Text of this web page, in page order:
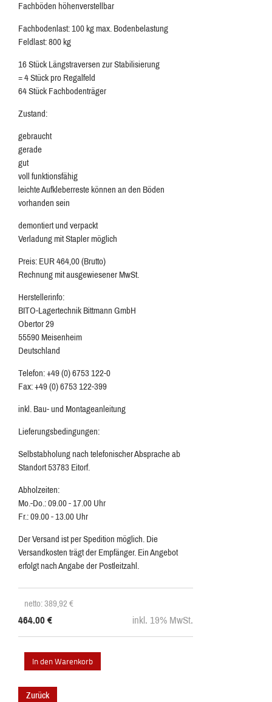
Fachböden höhenverstellbar
Fachbodenlast: 100 kg max. Bodenbelastung
Feldlast: 800 kg
16 Stück Längstraversen zur Stabilisierung
= 4 Stück pro Regalfeld
64 Stück Fachbodenträger
Zustand:
gebraucht
gerade
gut
voll funktionsfähig
leichte Aufkleberreste können an den Böden
vorhanden sein
demontiert und verpackt
Verladung mit Stapler möglich
Preis: EUR 464,00 (Brutto)
Rechnung mit ausgewiesener MwSt.
Herstellerinfo:
BITO-Lagertechnik Bittmann GmbH
Obertor 29
55590 Meisenheim
Deutschland
Telefon: +49 (0) 6753 122-0
Fax: +49 (0) 6753 122-399
inkl. Bau- und Montageanleitung
Lieferungsbedingungen:
Selbstabholung nach telefonischer Absprache ab
Standort 53783 Eitorf.
Abholzeiten:
Mo.-Do.: 09.00 - 17.00 Uhr
Fr.: 09.00 - 13.00 Uhr
Der Versand ist per Spedition möglich. Die
Versandkosten trägt der Empfänger. Ein Angebot
erfolgt nach Angabe der Postleitzahl.
netto: 389,92 €
464.00 € inkl. 19% MwSt.
Zurück